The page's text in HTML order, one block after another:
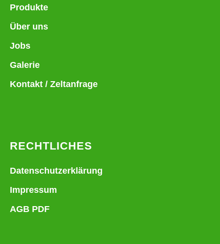
Produkte
Über uns
Jobs
Galerie
Kontakt / Zeltanfrage
RECHTLICHES
Datenschutzerklärung
Impressum
AGB PDF